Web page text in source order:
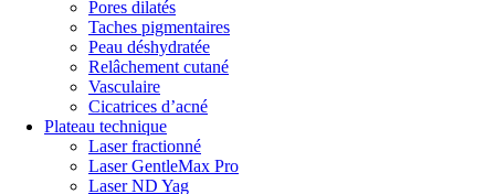
Pores dilatés
Taches pigmentaires
Peau déshydratée
Relâchement cutané
Vasculaire
Cicatrices d’acné
Plateau technique
Laser fractionné
Laser GentleMax Pro
Laser ND Yag